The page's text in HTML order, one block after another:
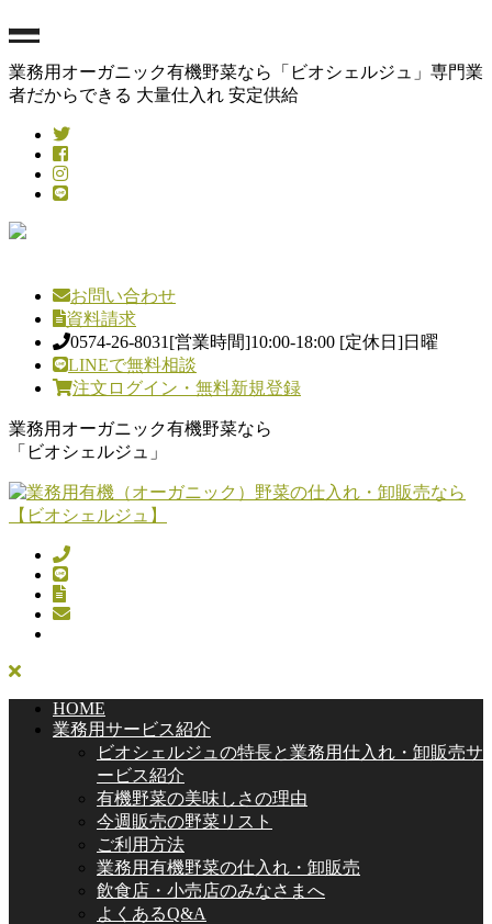
業務用オーガニック有機野菜なら「ビオシェルジュ」専門業
者だからできる 大量仕入れ 安定供給
お問い合わせ
資料請求
0574-26-8031 [営業時間]10:00-18:00 [定休日]日曜
LINEで無料相談
注文ログイン・無料新規登録
業務用オーガニック有機野菜なら
「ビオシェルジュ」
HOME
業務用サービス紹介
ビオシェルジュの特長と業務用仕入れ・卸販売サ
ービス紹介
有機野菜の美味しさの理由
今週販売の野菜リスト
ご利用方法
業務用有機野菜の仕入れ・卸販売
飲食店・小売店のみなさまへ
よくあるQ&A